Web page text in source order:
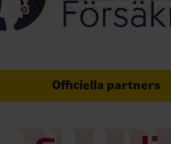
Officiella partners